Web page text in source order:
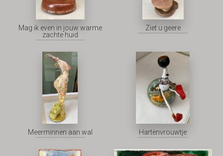
Mag ik even in jouw warme
zachte huid
Ziet u geere
Meerminnen aan wal Hartenvrouwtje